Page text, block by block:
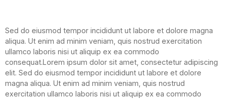
Sed do eiusmod tempor incididunt ut labore et dolore magna
aliqua. Ut enim ad minim veniam, quis nostrud exercitation
ullamco laboris nisi ut aliquip ex ea commodo
consequat.Lorem ipsum dolor sit amet, consectetur adipiscing
elit. Sed do eiusmod tempor incididunt ut labore et dolore
magna aliqua. Ut enim ad minim veniam, quis nostrud
exercitation ullamco laboris nisi ut aliquip ex ea commodo